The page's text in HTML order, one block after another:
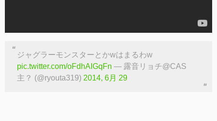
ジャグラーモンスターとかwはまるわw
pic.twitter.com/oFdhAIGqFn — 露音リョチ@CAS
主？ (@ryouta319) 2014, 6月 29